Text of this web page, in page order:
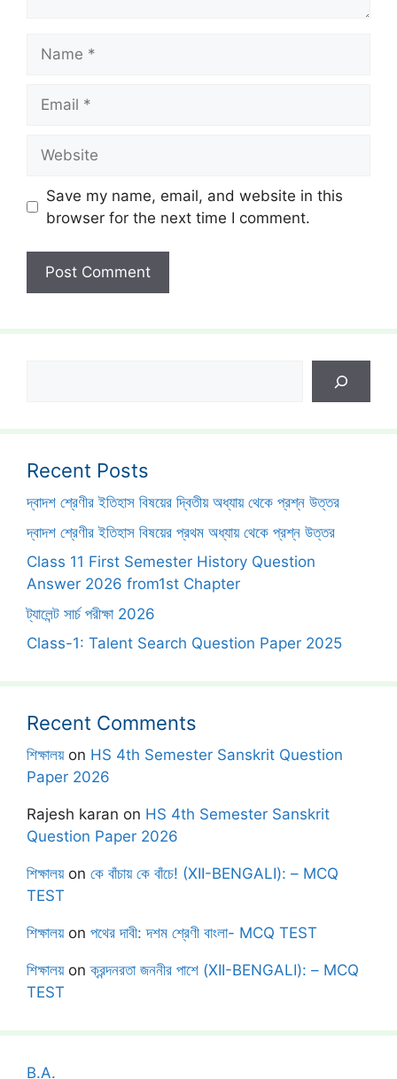
Save my name, email, and website in this
browser for the next time I comment.
Recent Posts
দ্বাদশ শ্রেণীর ইতিহাস বিষয়ের দ্বিতীয় অধ্যায় থেকে প্রশ্ন উত্তর
দ্বাদশ শ্রেণীর ইতিহাস বিষয়ের প্রথম অধ্যায় থেকে প্রশ্ন উত্তর
Class 11 First Semester History Question
Answer 2026 from1st Chapter
ট্যালেন্ট সার্চ পরীক্ষা 2026
Class-1: Talent Search Question Paper 2025
Recent Comments
শিক্ষালয়on HS 4th Semester Sanskrit Question
Paper 2026
Rajesh karan on HS 4th Semester Sanskrit
Question Paper 2026
শিক্ষালয়on কে বাঁচায় কে বাঁচে! (XII-BENGALI): – MCQ
TEST
শিক্ষালয়on পথের দাবী: দশম শ্রেণী বাংলা- MCQ TEST
শিক্ষালয়onক্রন্দনরতা জননীর পাশে (XII-BENGALI): – MCQ
TEST
B.A.